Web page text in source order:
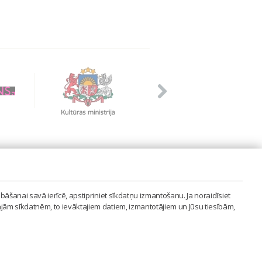
savā ierīcē, apstipriniet sīkdatņu izmantošanu. Ja noraidīsiet
sīkdatnēm, to ievāktajiem datiem, izmantotājiem un Jūsu tiesībām,